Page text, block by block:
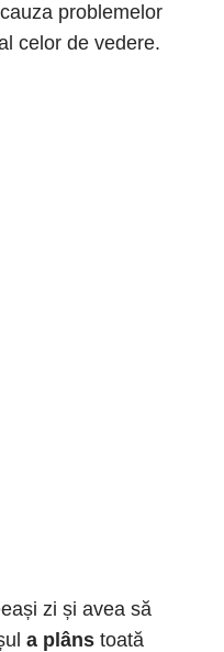
problemelor
celor de vedere.
zi și avea să
a plâns toată